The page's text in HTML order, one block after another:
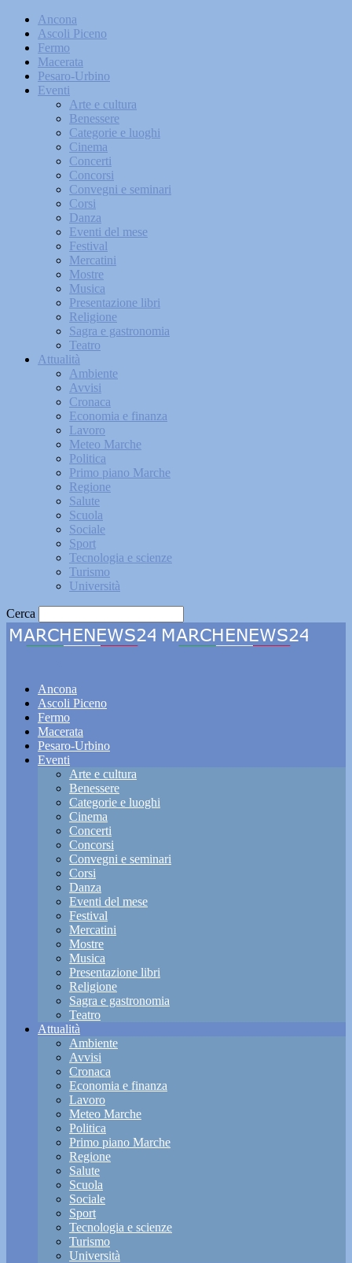
Ancona
Ascoli Piceno
Fermo
Macerata
Pesaro-Urbino
Eventi
Arte e cultura
Benessere
Categorie e luoghi
Cinema
Concerti
Concorsi
Convegni e seminari
Corsi
Danza
Eventi del mese
Festival
Mercatini
Mostre
Musica
Presentazione libri
Religione
Sagra e gastronomia
Teatro
Attualità
Ambiente
Avvisi
Cronaca
Economia e finanza
Lavoro
Meteo Marche
Politica
Primo piano Marche
Regione
Salute
Scuola
Sociale
Sport
Tecnologia e scienze
Turismo
Università
Cerca
Ancona
Ascoli Piceno
Fermo
Macerata
Pesaro-Urbino
Eventi
Arte e cultura
Benessere
Categorie e luoghi
Cinema
Concerti
Concorsi
Convegni e seminari
Corsi
Danza
Eventi del mese
Festival
Mercatini
Mostre
Musica
Presentazione libri
Religione
Sagra e gastronomia
Teatro
Attualità
Ambiente
Avvisi
Cronaca
Economia e finanza
Lavoro
Meteo Marche
Politica
Primo piano Marche
Regione
Salute
Scuola
Sociale
Sport
Tecnologia e scienze
Turismo
Università